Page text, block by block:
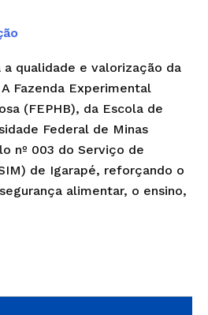
a qualidade e valorização da
A Fazenda Experimental
(FEPHB), da Escola de
Federal de Minas
nº 003 do Serviço de
de Igarapé, reforçando o
alimentar, o ensino,